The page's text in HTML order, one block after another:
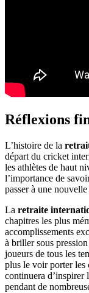
Réflexions
L’histoire de la
départ du cricket
les athlètes de haut
l’importance de
passer à une nouvelle
La retraite
chapitres les plus
accomplissements
à briller sous
joueurs de tous les
plus le voir porter les
continuera d’inspirer
pendant de